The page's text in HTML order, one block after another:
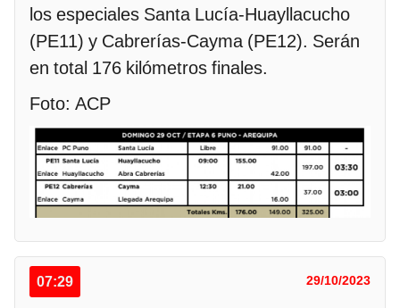
los especiales Santa Lucía-Huayllacucho
(PE11) y Cabrerías-Cayma (PE12). Serán
en total 176 kilómetros finales.
Foto: ACP
07:29 29/10/2023